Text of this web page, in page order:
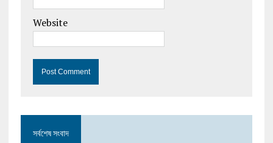
Website
সর্বশেষ সংবাদ